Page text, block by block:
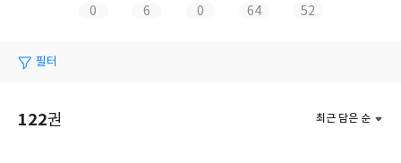
0 6 0 64 52
필터
최근 담은 순
122권